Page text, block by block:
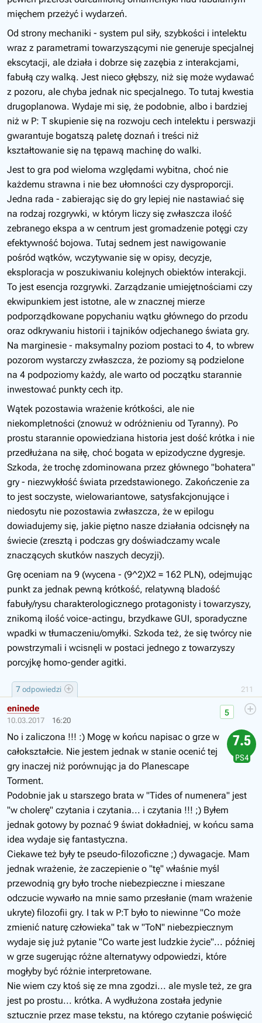
211
7 odpowiedzi
mięchem przeżyć i wydarzeń.
Od strony mechaniki - system pul siły, szybkości i intelektu
wraz z parametrami towarzyszącymi nie generuje specjalnej
ekscytacji, ale działa i dobrze się zazębia z interakcjami,
fabułą czy walką. Jest nieco głębszy, niż się może wydawać
z pozoru, ale chyba jednak nic specjalnego. To tutaj kwestia
drugoplanowa. Wydaje mi się, że podobnie, albo i bardziej
niż w P: T skupienie się na rozwoju cech intelektu i perswazji
gwarantuje bogatszą paletę doznań i treści niż
kształtowanie się na tępawą machinę do walki.
Jest to gra pod wieloma względami wybitna, choć nie
każdemu strawna i nie bez ułomności czy dysproporcji.
Jedna rada - zabierając się do gry lepiej nie nastawiać się
na rodzaj rozgrywki, w którym liczy się zwłaszcza ilość
zebranego ekspa a w centrum jest gromadzenie potęgi czy
efektywność bojowa. Tutaj sednem jest nawigowanie
pośród wątków, wczytywanie się w opisy, decyzje,
eksploracja w poszukiwaniu kolejnych obiektów interakcji.
To jest esencja rozgrywki. Zarządzanie umiejętnościami czy
ekwipunkiem jest istotne, ale w znacznej mierze
podporządkowane popychaniu wątku głównego do przodu
oraz odkrywaniu historii i tajników odjechanego świata gry.
Na marginesie - maksymalny poziom postaci to 4, to wbrew
pozorom wystarczy zwłaszcza, że poziomy są podzielone
na 4 podpoziomy każdy, ale warto od początku starannie
inwestować punkty cech itp.
Wątek pozostawia wrażenie krótkości, ale nie
niekompletności (znowuż w odróżnieniu od Tyranny). Po
prostu starannie opowiedziana historia jest dość krótka i nie
przedłużana na siłę, choć bogata w epizodyczne dygresje.
Szkoda, że trochę zdominowana przez głównego "bohatera"
gry - niezwykłość świata przedstawionego. Zakończenie za
to jest soczyste, wielowariantowe, satysfakcjonujące i
niedosytu nie pozostawia zwłaszcza, że w epilogu
dowiadujemy się, jakie piętno nasze działania odcisnęły na
świecie (zresztą i podczas gry doświadczamy wcale
znaczących skutków naszych decyzji).
Grę oceniam na 9 (wycena - (9^2)X2 = 162 PLN), odejmując
punkt za jednak pewną krótkość, relatywną bladość
fabuły/rysu charakterologicznego protagonisty i towarzyszy,
znikomą ilość voice-actingu, brzydkawe GUI, sporadyczne
wpadki w tłumaczeniu/omyłki. Szkoda też, że się twórcy nie
powstrzymali i wcisnęli w postaci jednego z towarzyszy
porcyjkę homo-gender agitki.
10.03.2017 16:20
5
eninede
7.5
PS4
No i zaliczona !!! :) Mogę w końcu napisac o grze w
całokształcie. Nie jestem jednak w stanie ocenić tej
gry inaczej niż porównując ja do Planescape
Torment.
Podobnie jak u starszego brata w "Tides of numenera" jest
"w cholerę" czytania i czytania... i czytania !!! ;) Byłem
jednak gotowy by poznać 9 świat dokładniej, w końcu sama
idea wydaje się fantastyczna.
Ciekawe też były te pseudo-filozoficzne ;) dywagacje. Mam
jednak wrażenie, że zaczepienie o "tę" właśnie myśl
przewodnią gry było troche niebezpieczne i mieszane
odczucie wywarło na mnie samo przesłanie (mam wrażenie
ukryte) filozofii gry. I tak w P:T było to niewinne "Co może
zmienić naturę człowieka" tak w "ToN" niebezpiecznym
wydaje się już pytanie "Co warte jest ludzkie życie"... później
w grze sugerując różne alternatywy odpowiedzi, które
mogłyby być różnie interpretowane.
Nie wiem czy ktoś się ze mna zgodzi... ale mysle też, ze gra
jest po prostu... krótka. A wydłużona została jedynie
sztucznie przez mase tekstu, na którego czytanie poświęcić